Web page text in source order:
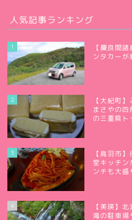
人気記事ランキング
1
【慶良間
ンタカーが
2
【大紀町
まさやの四
の三重県ト
3
【鳥羽市
堂キッチン
ンチも大盛
4
【美瑛】
滝の駐車場